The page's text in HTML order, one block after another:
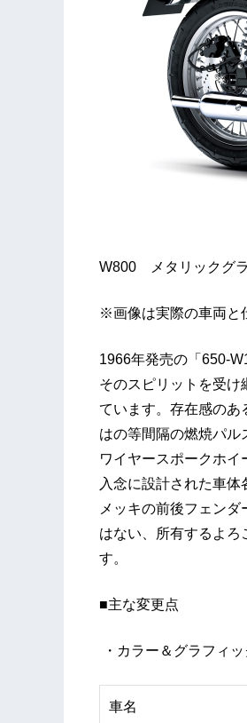
W800 メタリックグ
※画像は実際の車両と
1966年発売の「650-
そのスピリットを受
ています。存在感のあ
はの等間隔の燃焼パ
ワイヤースポークホイ
入念に設計された車
メッキの前後フェン
はない、所有するよ
す。
■主な変更点
・カラー＆グラフィ
車名